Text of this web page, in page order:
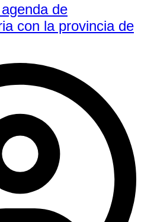
de
con la provincia de